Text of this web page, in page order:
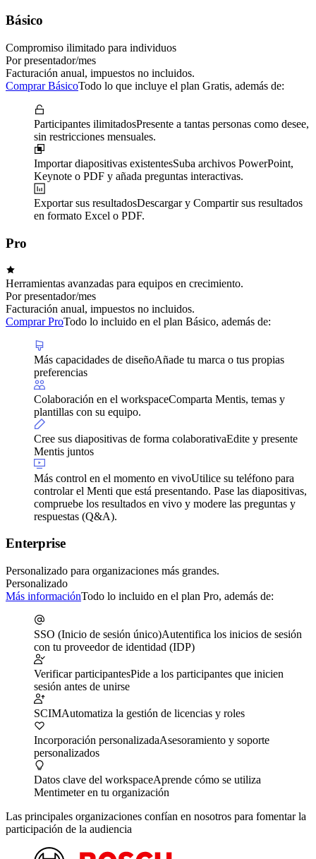
Básico
Compromiso ilimitado para individuos
Por presentador/mes
Facturación anual, impuestos no incluidos.
Comprar BásicoTodo lo que incluye el plan Gratis, además de:
Participantes ilimitadosPresente a tantas personas como desee,
sin restricciones mensuales.
Importar diapositivas existentesSuba archivos PowerPoint,
Keynote o PDF y añada preguntas interactivas.
Exportar sus resultadosDescargar y Compartir sus resultados
en formato Excel o PDF.
Pro
Herramientas avanzadas para equipos en crecimiento.
Por presentador/mes
Facturación anual, impuestos no incluidos.
Comprar ProTodo lo incluido en el plan Básico, además de:
Más capacidades de diseñoAñade tu marca o tus propias
preferencias
Colaboración en el workspaceComparta Mentis, temas y
plantillas con su equipo.
Cree sus diapositivas de forma colaborativaEdite y presente
Mentis juntos
Más control en el momento en vivoUtilice su teléfono para
controlar el Menti que está presentando. Pase las diapositivas,
compruebe los resultados en vivo y modere las preguntas y
respuestas (Q&A).
Enterprise
Personalizado para organizaciones más grandes.
Personalizado
Más informaciónTodo lo incluido en el plan Pro, además de:
SSO (Inicio de sesión único)Autentifica los inicios de sesión
con tu proveedor de identidad (IDP)
Verificar participantesPide a los participantes que inicien
sesión antes de unirse
SCIMAutomatiza la gestión de licencias y roles
Incorporación personalizadaAsesoramiento y soporte
personalizados
Datos clave del workspaceAprende cómo se utiliza
Mentimeter en tu organización
Las principales organizaciones confían en nosotros para fomentar la
participación de la audiencia